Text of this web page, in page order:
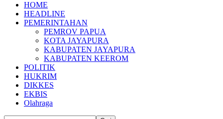
HOME
HEADLINE
PEMERINTAHAN
PEMROV PAPUA
KOTA JAYAPURA
KABUPATEN JAYAPURA
KABUPATEN KEEROM
POLITIK
HUKRIM
DIKKES
EKBIS
Olahraga